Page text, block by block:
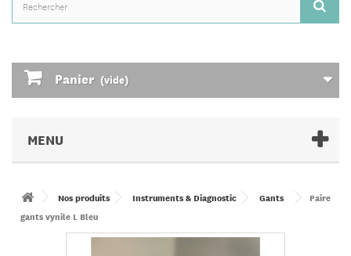
Panier (vide)
MENU
Nos produits Instruments & Diagnostic Gants
Paire
gants vynile L Bleu